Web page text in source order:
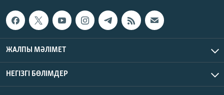
ЖАЛПЫ МӘЛІМЕТ
НЕГІЗГІ БӨЛІМДЕР